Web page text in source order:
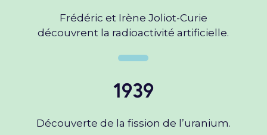
Frédéric et Irène Joliot-Curie
découvrent la radioactivité artificielle.
1939
Découverte de la fission de l’uranium.